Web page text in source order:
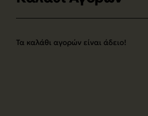
Τα καλάθι αγορών είναι άδειο!